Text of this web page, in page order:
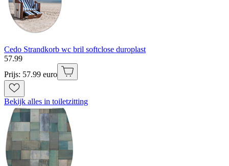
Cedo Strandkorb wc bril softclose duroplast
57.99
Prijs: 57.99 euro
Bekijk alles in toiletzitting